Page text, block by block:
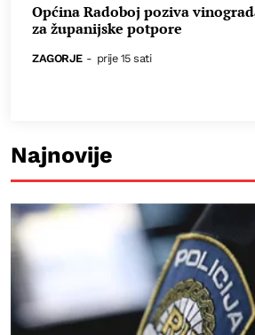
Općina Radoboj poziva
za županijske potpore
ZAGORJE - prije 15 sati
Najnovije